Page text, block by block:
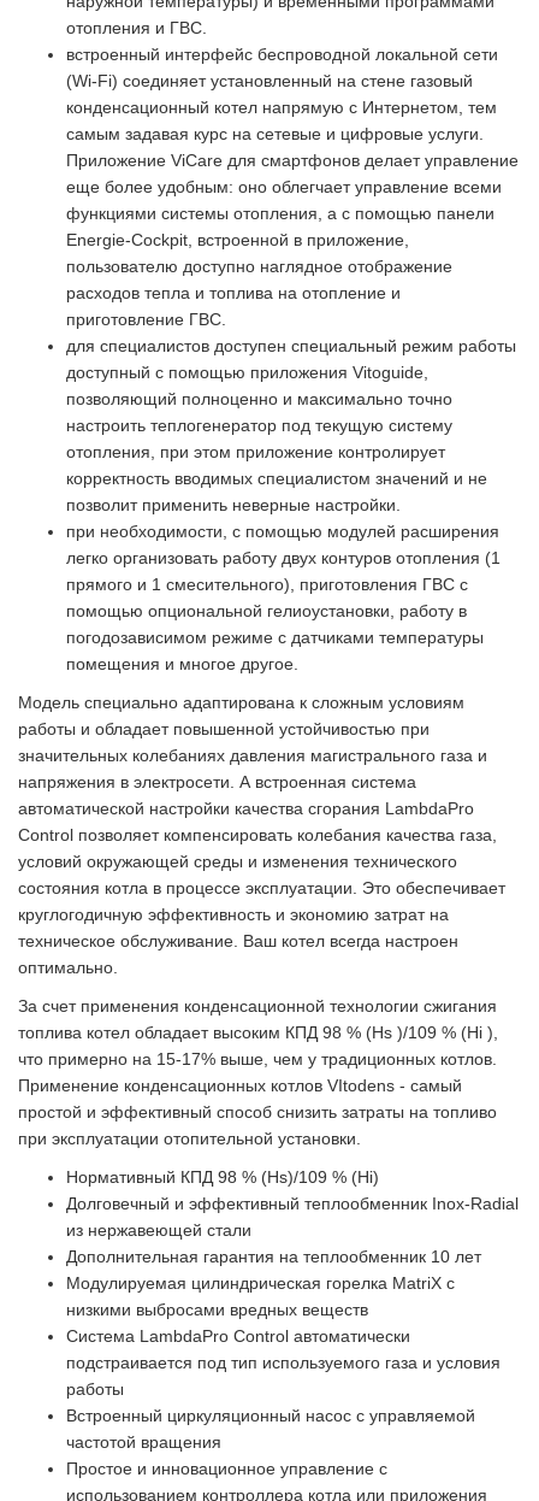
отопления и ГВС.
встроенный интерфейс беспроводной локальной сети
(Wi-Fi) соединяет установленный на стене газовый
конденсационный котел напрямую с Интернетом, тем
самым задавая курс на сетевые и цифровые услуги.
Приложение ViCare для смартфонов делает управление
еще более удобным: оно облегчает управление всеми
функциями системы отопления, а с помощью панели
Energie-Cockpit, встроенной в приложение,
пользователю доступно наглядное отображение
расходов тепла и топлива на отопление и
приготовление ГВС.
для специалистов доступен специальный режим работы
доступный с помощью приложения Vitoguide,
позволяющий полноценно и максимально точно
настроить теплогенератор под текущую систему
отопления, при этом приложение контролирует
корректность вводимых специалистом значений и не
позволит применить неверные настройки.
при необходимости, с помощью модулей расширения
легко организовать работу двух контуров отопления (1
прямого и 1 смесительного), приготовления ГВС с
помощью опциональной гелиоустановки, работу в
погодозависимом режиме с датчиками температуры
помещения и многое другое.
Модель специально адаптирована к сложным условиям
работы и обладает повышенной устойчивостью при
значительных колебаниях давления магистрального газа и
напряжения в электросети. А встроенная система
автоматической настройки качества сгорания LambdaPro
Control позволяет компенсировать колебания качества газа,
условий окружающей среды и изменения технического
состояния котла в процессе эксплуатации. Это обеспечивает
круглогодичную эффективность и экономию затрат на
техническое обслуживание. Ваш котел всегда настроен
оптимально.
За счет применения конденсационной технологии сжигания
топлива котел обладает высоким КПД 98 % (Hs )/109 % (Hi ),
что примерно на 15-17% выше, чем у традиционных котлов.
Применение конденсационных котлов VItodens - самый
простой и эффективный способ снизить затраты на топливо
при эксплуатации отопительной установки.
Нормативный КПД 98 % (Hs)/109 % (Hi)
Долговечный и эффективный теплообменник Inox-Radial
из нержавеющей стали
Дополнительная гарантия на теплообменник 10 лет
Модулируемая цилиндрическая горелка MatriX с
низкими выбросами вредных веществ
Система LambdaPro Control автоматически
подстраивается под тип используемого газа и условия
работы
Встроенный циркуляционный насос с управляемой
частотой вращения
Простое и инновационное управление с
использованием контроллера котла или приложения